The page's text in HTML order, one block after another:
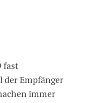
fast
der Empfänger
immer